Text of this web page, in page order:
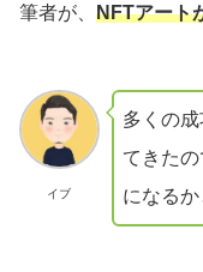
筆者が、 NFTアート
イブ
多くの
てきた
になるか